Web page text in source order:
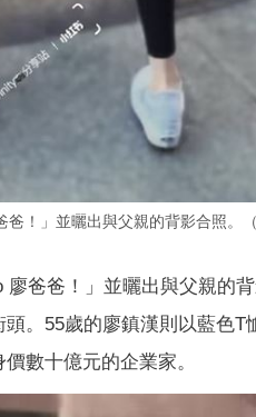
！」並曬出與父親的背影合照。
爸爸！」並曬出與父親的
。55歲的廖鎮漢則以藍色T
數十億元的企業家。